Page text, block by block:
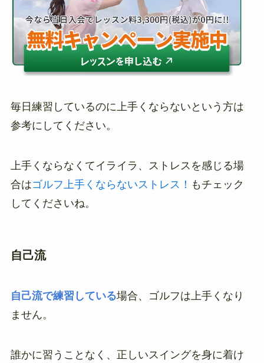
毎日練習しているのに上手くならないという方は
参考にしてください。
上手くならなくてイライラ、ストレスを感じる場
合はゴルフ上手くならないストレス！ もチェック
してくださいね。
自己流
自己流で練習している場合、ゴルフは上手くなり
ません。
誰かに習うことなく、正しいスイングを身に着け